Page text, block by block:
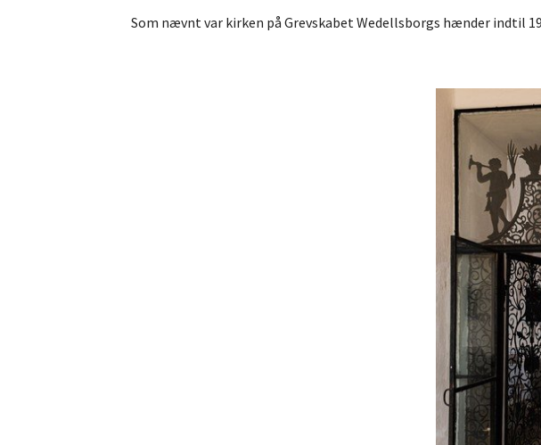
Som nævnt var kirken på Grevskabet Wedellsborgs hænder indtil